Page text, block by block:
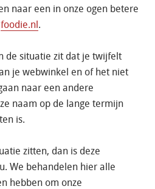
naar een in onze ogen betere
foodie.nl.
de situatie zit dat je twijfelt
je webwinkel en of het niet
naar een andere
naam op de lange termijn
is.
zitten, dan is deze
We behandelen hier alle
hebben om onze